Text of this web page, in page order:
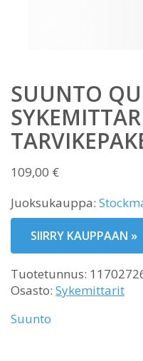
SUUNTO
109,00 €
Juoksukauppa:
SIIRRY KAUPPAAN »
Tuotetunnus:
Osasto: Sykemittarit
Suunto